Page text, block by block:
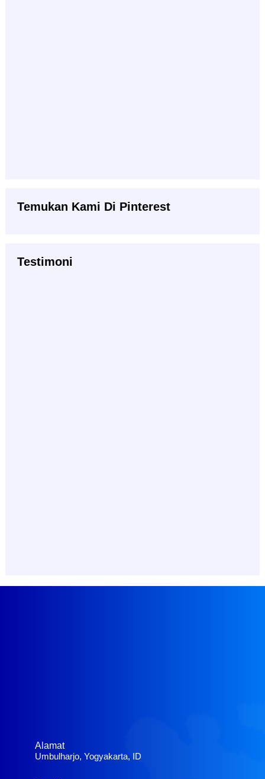
Temukan Kami Di Pinterest
Testimoni
Alamat
Umbulharjo, Yogyakarta, ID